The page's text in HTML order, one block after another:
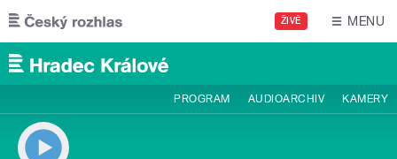
Přejít k hlavnímu obsahu
ŽIVĚ MENU
PROGRAM AUDIOARCHIV KAMERY